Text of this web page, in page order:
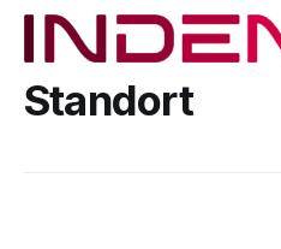
Standort